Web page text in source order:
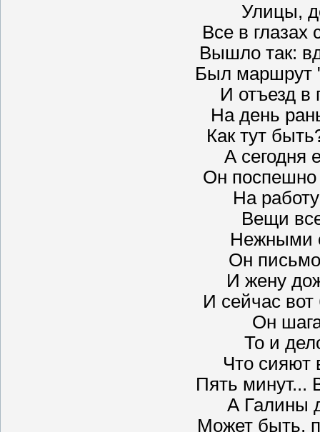
Улицы,
Все в глазах
Вышло так:
Был маршрут
И отъезд
На день
Как тут
А сегодня
Он поспешно
На
Вещи
Нежными
Он
И жену
И сейчас вот
Он
То и
Что сияют
Пять минут...
А Галины
Может быть,